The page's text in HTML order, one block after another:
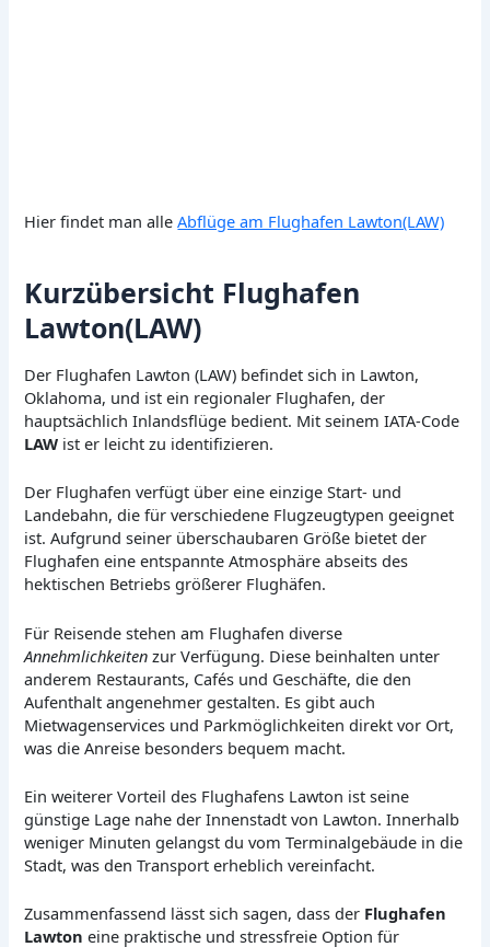
Hier findet man alleAbflüge am Flughafen Lawton(LAW)
Kurzübersicht Flughafen
Lawton(LAW)
Der Flughafen Lawton (LAW) befindet sich in Lawton,
Oklahoma, und ist ein regionaler Flughafen, der
hauptsächlich Inlandsflüge bedient. Mit seinem IATA-Code
LAW ist er leicht zu identifizieren.
Der Flughafen verfügt über eine einzige Start- und
Landebahn, die für verschiedene Flugzeugtypen geeignet
ist. Aufgrund seiner überschaubaren Größe bietet der
Flughafen eine entspannte Atmosphäre abseits des
hektischen Betriebs größerer Flughäfen.
Für Reisende stehen am Flughafen diverse
Annehmlichkeiten zur Verfügung. Diese beinhalten unter
anderem Restaurants, Cafés und Geschäfte, die den
Aufenthalt angenehmer gestalten. Es gibt auch
Mietwagenservices und Parkmöglichkeiten direkt vor Ort,
was die Anreise besonders bequem macht.
Ein weiterer Vorteil des Flughafens Lawton ist seine
günstige Lage nahe der Innenstadt von Lawton. Innerhalb
weniger Minuten gelangst du vom Terminalgebäude in die
Stadt, was den Transport erheblich vereinfacht.
Zusammenfassend lässt sich sagen, dass der Flughafen
Lawton eine praktische und stressfreie Option für